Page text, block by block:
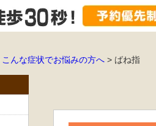
こんな症状でお悩みの方へ > ばね指